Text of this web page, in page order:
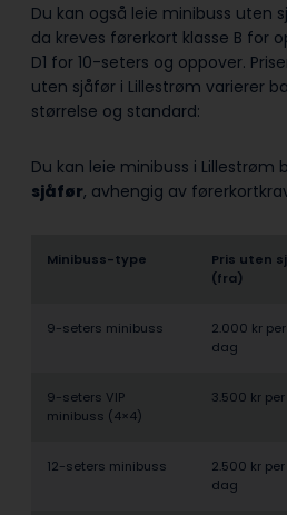
Du kan også leie minibuss uten
da kreves førerkort klasse B for
D1 for 10-seters og oppover.
uten sjåfør i Lillestrøm varierer
størrelse og standard:
Du kan leie minibuss i Lillestrøm
sjåfør, avhengig av
Minibuss-type
Pris uten
(fra)
9-seters minibuss
2.000 kr per
dag
9-seters VIP
minibuss (4×4)
3.500 kr
12-seters minibuss
2.500 kr per
dag